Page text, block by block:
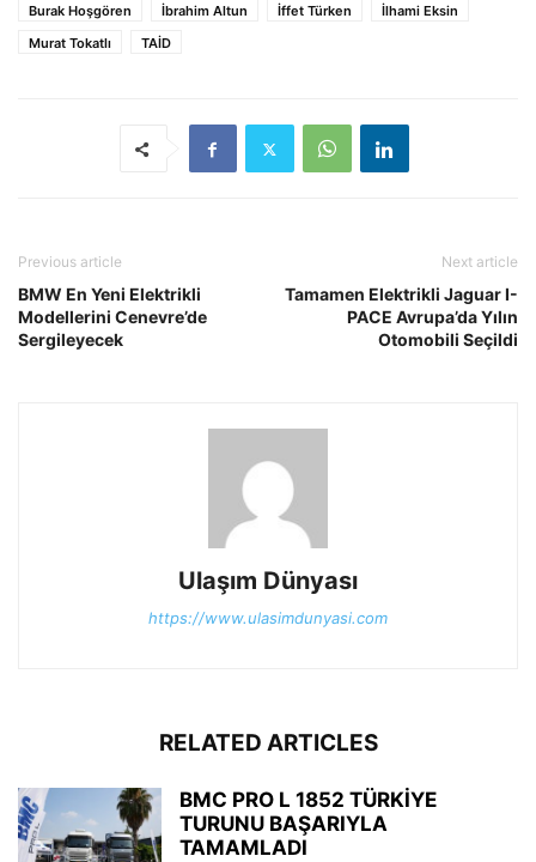
Burak Hoşgören
İbrahim Altun İffet Türken
İlhami Eksin
Murat Tokatlı
TAİD
Previous article
BMW En Yeni Elektrikli
Modellerini Cenevre’de
Sergileyecek
Next article
Tamamen Elektrikli Jaguar I-
PACE Avrupa’da Yılın
Otomobili Seçildi
Ulaşım Dünyası
https://www.ulasimdunyasi.com
RELATED ARTICLES
BMC PRO L 1852 TÜRKİYE
TURUNU BAŞARIYLA
TAMAMLADI